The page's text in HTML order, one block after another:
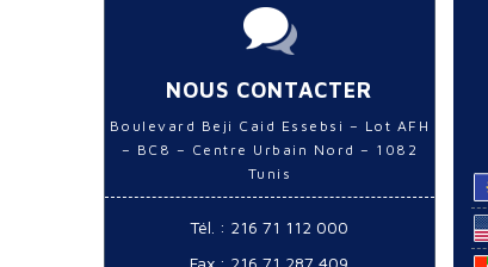
NOUS CONTACTER
Boulevard Beji Caid Essebsi – Lot AFH
– BC8 – Centre Urbain Nord – 1082
Tunis
Tél. : 216 71 112 000
Fax : 216 71 287 409